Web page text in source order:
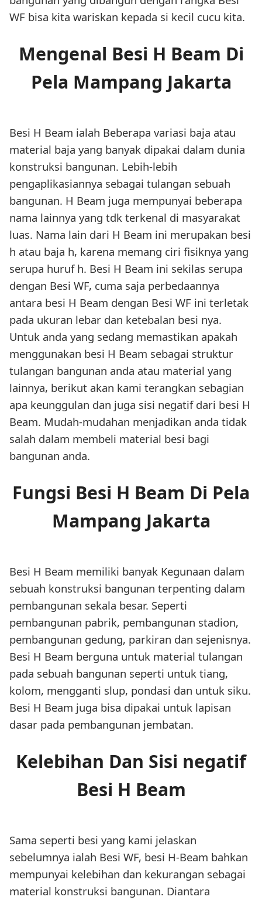
WF bisa kita wariskan kepada si kecil cucu kita.
Mengenal Besi H Beam Di
Pela Mampang Jakarta
Besi H Beam ialah Beberapa variasi baja atau
material baja yang banyak dipakai dalam dunia
konstruksi bangunan. Lebih-lebih
pengaplikasiannya sebagai tulangan sebuah
bangunan. H Beam juga mempunyai beberapa
nama lainnya yang tdk terkenal di masyarakat
luas. Nama lain dari H Beam ini merupakan besi
h atau baja h, karena memang ciri fisiknya yang
serupa huruf h. Besi H Beam ini sekilas serupa
dengan Besi WF, cuma saja perbedaannya
antara besi H Beam dengan Besi WF ini terletak
pada ukuran lebar dan ketebalan besi nya.
Untuk anda yang sedang memastikan apakah
menggunakan besi H Beam sebagai struktur
tulangan bangunan anda atau material yang
lainnya, berikut akan kami terangkan sebagian
apa keunggulan dan juga sisi negatif dari besi H
Beam. Mudah-mudahan menjadikan anda tidak
salah dalam membeli material besi bagi
bangunan anda.
Fungsi Besi H Beam Di Pela
Mampang Jakarta
Besi H Beam memiliki banyak Kegunaan dalam
sebuah konstruksi bangunan terpenting dalam
pembangunan sekala besar. Seperti
pembangunan pabrik, pembangunan stadion,
pembangunan gedung, parkiran dan sejenisnya.
Besi H Beam berguna untuk material tulangan
pada sebuah bangunan seperti untuk tiang,
kolom, mengganti slup, pondasi dan untuk siku.
Besi H Beam juga bisa dipakai untuk lapisan
dasar pada pembangunan jembatan.
Kelebihan Dan Sisi negatif
Besi H Beam
Sama seperti besi yang kami jelaskan
sebelumnya ialah Besi WF, besi H-Beam bahkan
mempunyai kelebihan dan kekurangan sebagai
material konstruksi bangunan. Diantara